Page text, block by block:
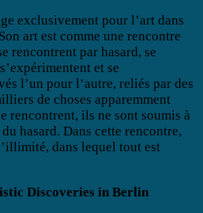
exclusivement pour l’art dans
art est comme une rencontre
rencontrent par hasard, se
et se
l’un pour l’autre, reliés par des
de choses apparemment
rencontrent, ils ne sont soumis à
hasard. Dans cette rencontre,
dans lequel tout est
Discoveries in Berlin